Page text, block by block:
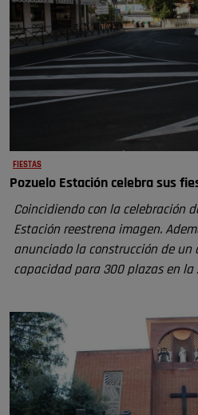
FIESTAS
Pozuelo Estación celebra sus
Coincidiendo con la celebración
Estación reestrena imagen.
anunciado la construcción de un
capacidad para 300 plazas en la